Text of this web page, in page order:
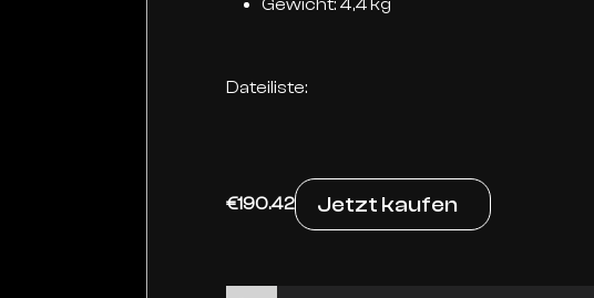
Gewicht: 4,4 kg
Dateiliste:
€190.42 Jetzt kaufen